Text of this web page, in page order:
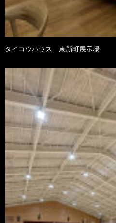
タイコウハウス 東新町展示場